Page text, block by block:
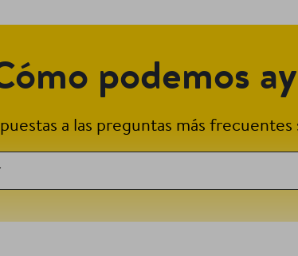
podemos
a las preguntas más